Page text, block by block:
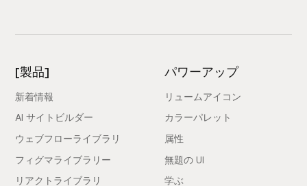
[製品]
新着情報
AI サイトビルダー
ウェブフローライブラリ
フィグマライブラリー
リアクトライブラリ
パワーアップ
リュームアイコン
カラーパレット
属性
無題の UI
学ぶ